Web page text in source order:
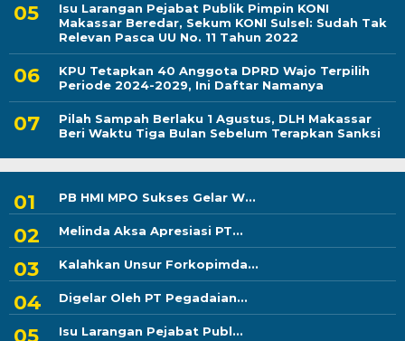
Isu Larangan Pejabat Publik Pimpin KONI
Makassar Beredar, Sekum KONI Sulsel: Sudah Tak
Relevan Pasca UU No. 11 Tahun 2022
KPU Tetapkan 40 Anggota DPRD Wajo Terpilih
Periode 2024-2029, Ini Daftar Namanya
Pilah Sampah Berlaku 1 Agustus, DLH Makassar
Beri Waktu Tiga Bulan Sebelum Terapkan Sanksi
PB HMI MPO Sukses Gelar W...
Melinda Aksa Apresiasi PT...
Kalahkan Unsur Forkopimda...
Digelar Oleh PT Pegadaian...
Isu Larangan Pejabat Publ...